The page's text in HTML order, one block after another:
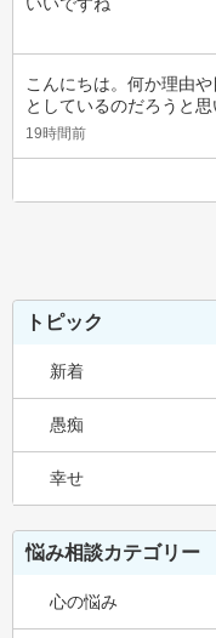
こんにちは。何か理由
としているのだろうと思
19時間前
トピック
新着
愚痴
幸せ
悩み相談カテゴリー
心の悩み